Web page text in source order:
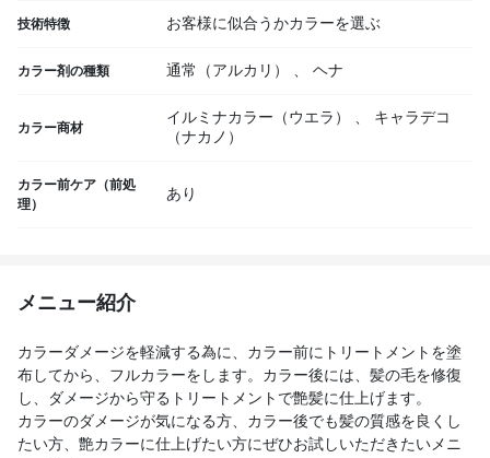
技術特徴 お客様に似合うかカラーを選ぶ
カラー剤の種類 通常（アルカリ） 、 ヘナ
カラー商材
イルミナカラー（ウエラ） 、
キャラデコ
（ナカノ）
カラー前ケア（前処
理）
あり
メニュー紹介
カラーダメージを軽減する為に、カラー前にトリートメントを塗
布してから、フルカラーをします。カラー後には、髪の毛を修復
し、ダメージから守るトリートメントで艶髪に仕上げます。
カラーのダメージが気になる方、カラー後でも髪の質感を良くし
たい方、艶カラーに仕上げたい方にぜひお試しいただきたいメニ